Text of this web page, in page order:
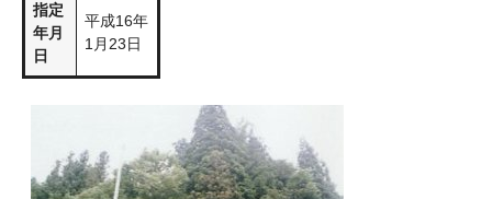
指定
年月
日
平成16年
1月23日